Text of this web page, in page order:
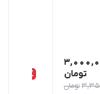
تومان
تومان
7٪